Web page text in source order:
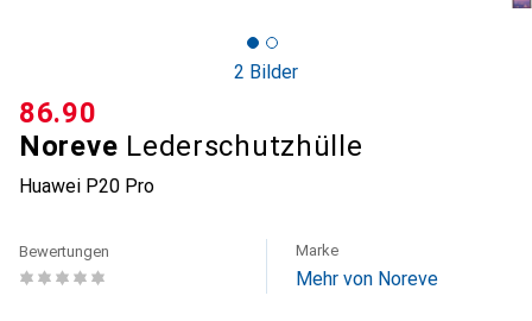
2 Bilder
Noreve Lederschutzhülle
Huawei P20 Pro
CHF
86.90
Bewertungen Marke
Mehr von Noreve